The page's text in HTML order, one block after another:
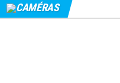
CAMÉRAS